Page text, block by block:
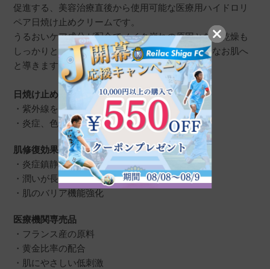
神奈川県 40代
投稿日
2023/03/28
フラクショナルレーザーの後の日焼け止めに使
用しました。劇的に効果があるわけではないで
すが、ダウンタイムが1日ほど早く収まったよう
な気がします。
モロモロも出ないのでクッションファンデを塗
れば、いつもより赤みが目立たなかったです。
MIE 購入者
東京都 70歳以上
投稿日
2022/08/06
促進する、美容治療直後から使用可能な医療用ハイドロリ
ペア日焼け止めクリームです。
うるおいケア成分が配合でメイク崩れの原因となる乾燥も
しっかりと防ぎ、肌バリア強化の働きでより健康なお肌へ
と導きます。
日焼け止め効果
・紫外線を物理的、科学的両面からブロック
・炎症、色素沈着などの肌トラブルを防ぐ
肌修復効果
・炎症鎮静、ヒリヒリ感、痛み、赤み、かゆみ
・潤いが長時間持続
・肌のバリア機能強化
医療機関専売品
・フランス産の原料
・黄金比率の配合
・肌にやさしい低刺激